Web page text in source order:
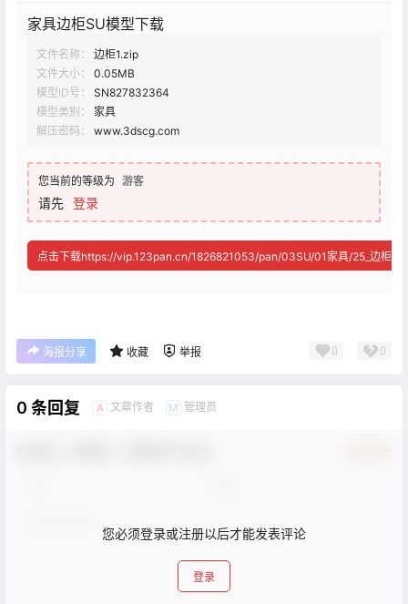
家具边柜SU模型下载
文件名称：
边柜1.zip
文件大小：
0.05MB
模型ID号：
SN827832364
模型类别：
家具
解压密码：
www.3dscg.com
您当前的等级为 游客
请先 登录
点击下载https://vip.123pan.cn/1826821053/pan/03SU/01家具/25_边柜1/
海报分享 收藏 举报 0 0
0 条回复 A 文章作者 M 管理员
您必须登录或注册以后才能发表评论
登录